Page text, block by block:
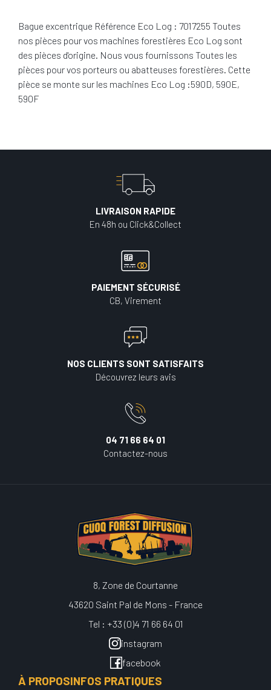
Bague excentrique Référence Eco Log : 7017255 Toutes
nos pièces pour vos machines forestières Eco Log sont
des pièces d'origine. Nous vous fournissons Toutes les
pièces pour vos porteurs ou abatteuses forestières. Cette
pièce se monte sur les machines Eco Log :590D, 590E,
590F
LIVRAISON RAPIDE
En 48h ou Click&Collect
PAIEMENT SÉCURISÉ
CB, Virement
NOS CLIENTS SONT SATISFAITS
Découvrez leurs avis
04 71 66 64 01
Contactez-nous
8, Zone de Courtanne
43620 Saint Pal de Mons - France
Tel : +33 (0)4 71 66 64 01
instagram
facebook
À PROPOSINFOS PRATIQUES